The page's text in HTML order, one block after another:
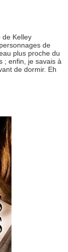
de Kelley
de
plus proche du
; enfin, je savais à
de dormir. Eh